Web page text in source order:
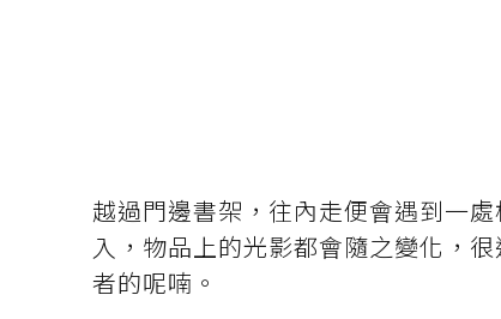
越過門邊書架，往內走便會遇到一
入，物品上的光影都會隨之變化，
者的呢喃。